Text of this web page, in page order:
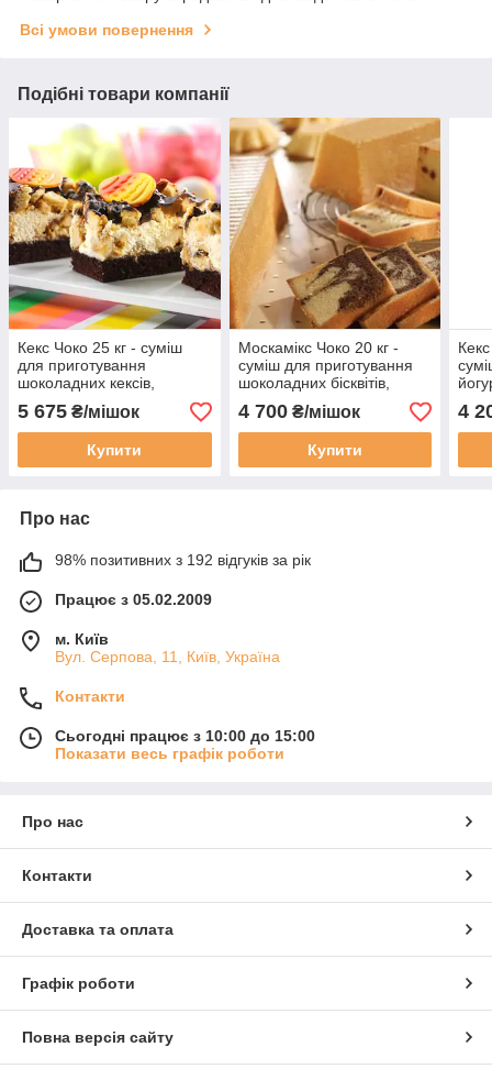
Всі умови повернення
Подібні товари компанії
Кекс Чоко 25 кг - суміш
для приготування
шоколадних кексів,
бісквітів, рулетів
5 675 ₴/мішок
Купити
Москамікс Чоко 20 кг -
суміш для приготування
шоколадних бісквітів,
рулетів, кексів
4 700₴/мішок
Купити
4
Про нас
98% позитивних з 192 відгуків за рік
Працює з 05.02.2009
м. Київ
Вул. Серпова, 11, Київ, Україна
Контакти
Сьогодні працює з 10:00 до 15:00
Показати весь графік роботи
Про нас
Контакти
Доставка та оплата
Графік роботи
Повна версія сайту